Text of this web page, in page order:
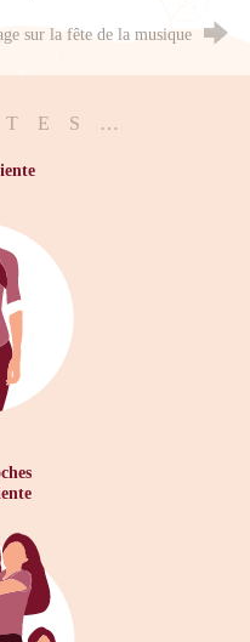
sur la fête de la musique